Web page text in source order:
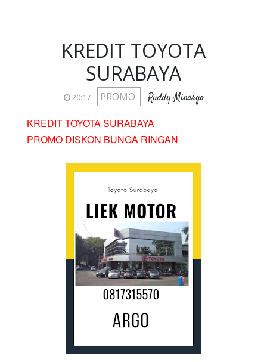
KREDIT TOYOTA
SURABAYA
20:17 PROMO
Ruddy Minargo
KREDIT TOYOTA SURABAYA
PROMO DISKON BUNGA RINGAN